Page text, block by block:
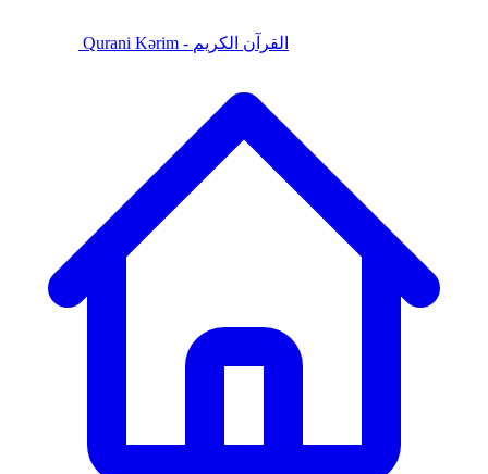
Qurani Kərim - القرآن الكريم